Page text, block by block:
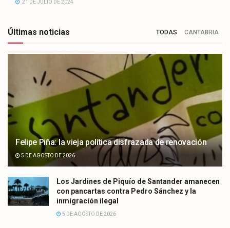
21 DE JULIO DE 2024
Últimas noticias TODAS CANTABRIA
Felipe Piña: la vieja política disfrazada de renovación
5 DE AGOSTO DE 2026
Los Jardines de Piquío de Santander amanecen
con pancartas contra Pedro Sánchez y la
inmigración ilegal
5 DE AGOSTO DE 2026